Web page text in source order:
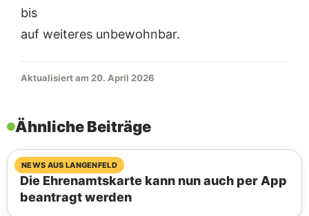
bis
auf weiteres unbewohnbar.
Aktualisiert am 20. April 2026
Ähnliche Beiträge
NEWS AUS LANGENFELD
07. August 2026
Die Ehrenamtskarte kann nun auch per App
beantragt werden